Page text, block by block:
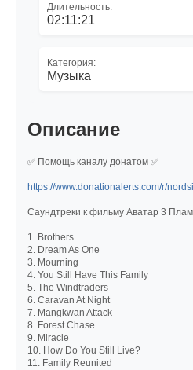
Длительность:
02:11:21
Категория:
Музыка
Описание
✅ Помощь каналу донатом ✅
https://www.donationalerts.com/r/
Саундтреки к фильму Аватар 3
1. Brothers
2. Dream As One
3. Mourning
4. You Still Have This Family
5. The Windtraders
6. Caravan At Night
7. Mangkwan Attack
8. Forest Chase
9. Miracle
10. How Do You Still Live?
11. Family Reunited